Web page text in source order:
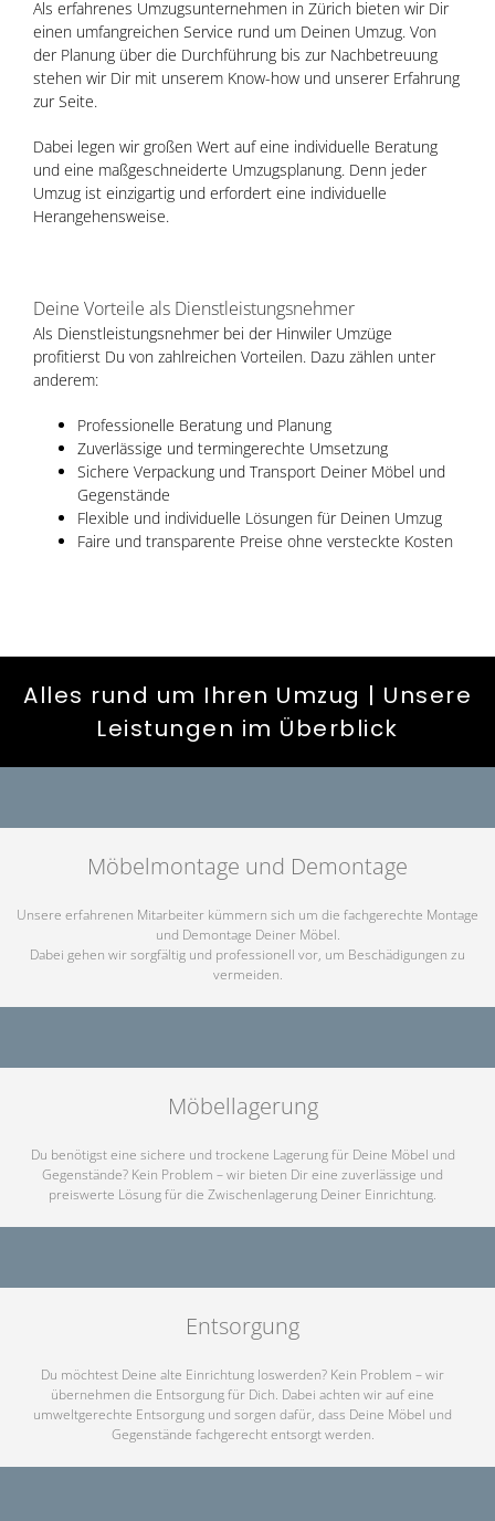
Als erfahrenes Umzugsunternehmen in Zürich bieten wir Dir
einen umfangreichen Service rund um Deinen Umzug. Von
der Planung über die Durchführung bis zur Nachbetreuung
stehen wir Dir mit unserem Know-how und unserer Erfahrung
zur Seite.
Dabei legen wir großen Wert auf eine individuelle Beratung
und eine maßgeschneiderte Umzugsplanung. Denn jeder
Umzug ist einzigartig und erfordert eine individuelle
Herangehensweise.
Deine Vorteile als Dienstleistungsnehmer
Als Dienstleistungsnehmer bei der Hinwiler Umzüge
profitierst Du von zahlreichen Vorteilen. Dazu zählen unter
anderem:
Professionelle Beratung und Planung
Zuverlässige und termingerechte Umsetzung
Sichere Verpackung und Transport Deiner Möbel und
Gegenstände
Flexible und individuelle Lösungen für Deinen Umzug
Faire und transparente Preise ohne versteckte Kosten
Alles rund um Ihren Umzug | Unsere
Leistungen im Überblick
Möbelmontage und Demontage
Unsere erfahrenen Mitarbeiter kümmern sich um die fachgerechte Montage
und Demontage Deiner Möbel.
Dabei gehen wir sorgfältig und professionell vor, um Beschädigungen zu
vermeiden.
Möbellagerung
Du benötigst eine sichere und trockene Lagerung für Deine Möbel und
Gegenstände? Kein Problem – wir bieten Dir eine zuverlässige und
preiswerte Lösung für die Zwischenlagerung Deiner Einrichtung.
Entsorgung
Du möchtest Deine alte Einrichtung loswerden? Kein Problem – wir
übernehmen die Entsorgung für Dich. Dabei achten wir auf eine
umweltgerechte Entsorgung und sorgen dafür, dass Deine Möbel und
Gegenstände fachgerecht entsorgt werden.